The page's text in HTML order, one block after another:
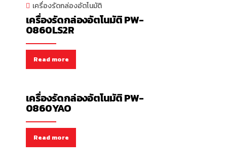
เครื่องรัดกล่องอัตโนมัติ
เครื่องรัดกล่องอัตโนมัติ PW-
0860LS2R
Read more
เครื่องรัดกล่องอัตโนมัติ PW-
0860YAO
Read more